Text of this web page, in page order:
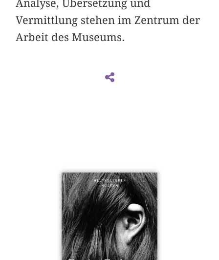
Analyse, Übersetzung und
Vermittlung stehen im Zentrum der
Arbeit des Museums.